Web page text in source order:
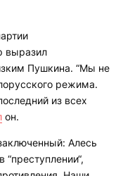
выразил
Пушкина. “Мы не
режима.
из всех
он.
Алесь